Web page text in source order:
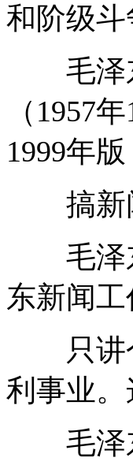
和阶级
毛泽东
（1957
1999年
搞新闻
毛泽东
东新闻
只讲个
利事业
毛泽东